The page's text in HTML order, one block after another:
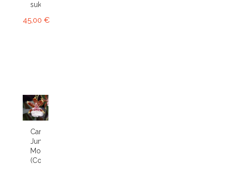
sukhakulii
45,00 €
Cambria
Jungle
Monarch
(Colm.)